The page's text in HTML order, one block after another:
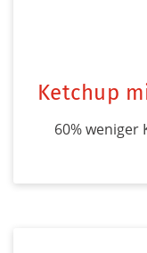
Ketchup
60% weniger